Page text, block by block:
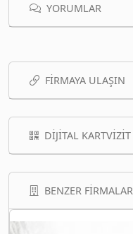
YORUMLAR
FIRMAYA ULAŞIN
DIJITAL KARTVIZIT
BENZER FIRMALAR